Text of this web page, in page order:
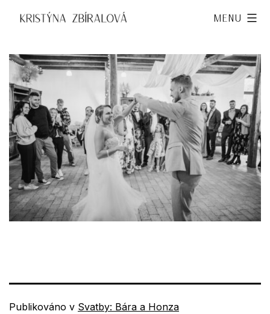
obsahu
Kristýna
Menu
Publikováno v Svatby: Bára a Honza